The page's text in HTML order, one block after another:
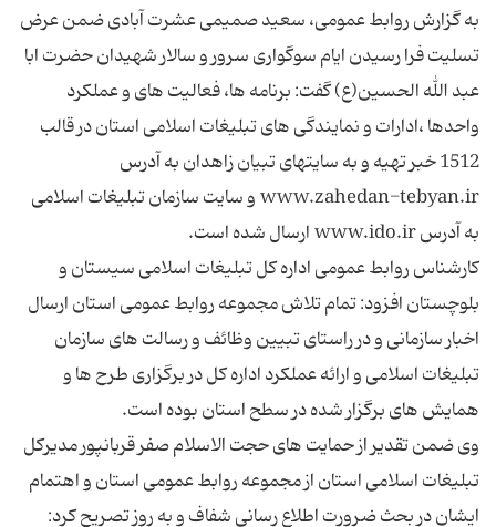
به گزارش روابط عمومی، سعید صمیمی عشرت آبادی ضمن عرض
تسلیت فرا رسیدن ایام سوگواری سرور و سالار شهیدان حضرت ابا
عبد الله الحسین(ع) گفت: برنامه ها، فعالیت های و عملکرد
واحدها ،ادارات و نمایندگی های تبلیغات اسلامی استان در قالب
1512 خبر تهیه و به سایتهای تبیان زاهدان به آدرس
www.zahedan-tebyan.ir و سایت سازمان تبلیغات اسلامی
کارشناس روابط عمومی اداره کل تبلیغات اسلامی سیستان و
بلوچستان افزود: تمام تلاش مجموعه روابط عمومی استان ارسال
اخبار سازمانی و در راستای تبیین وظائف و رسالت های سازمان
تبلیغات اسلامی و ارائه عملکرد اداره کل در برگزاری طرح ها و
وی ضمن تقدیر از حمایت های حجت الاسلام صفر قربانپور مدیرکل
تبلیغات اسلامی استان از مجموعه روابط عمومی استان و اهتمام
ایشان در بحث ضرورت اطلاع رسانی شفاف و به روز تصریح کرد: